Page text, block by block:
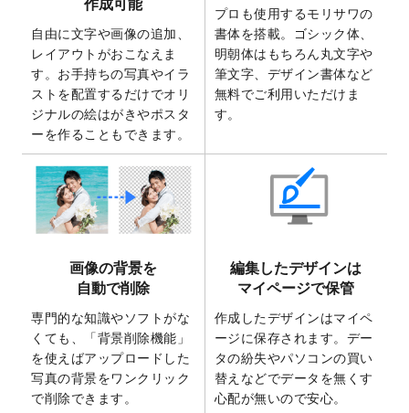
トを追加いたしました。
2025/6/30
暑中見舞いのデザインテンプレートを追加
しました。
2025/6/27
キャンバスプリントのデザインテンプレー
トを追加いたしました。
2025/6/24
2026年版1月始まりのカレンダーデザイン
テンプレートを公開いたしました。
2025/6/9
「背景削除機能
」を実装しました。
2025/4/3
DMのデザインテンプレートを追加しまし
た。
を追加しました。
マスキングテープのデザインテンプレート
を追加しました。
2025/1/15
配置できるデータ形式が増えました。
（pdf、psd、eps、tifに対応）
2024/12/24
2025年版4月始まりのカレンダーデザイン
作成可能
自由に文字や画像の追加、
レイアウトがおこなえま
す。お手持ちの写真やイラ
ストを配置するだけでオリ
ジナルの絵はがきやポスタ
ーを作ることもできます。
プロも使用するモリサワの
書体を搭載。ゴシック体、
明朝体はもちろん丸文字や
筆文字、デザイン書体など
無料でご利用いただけま
す。
画像の背景を
自動で削除
専門的な知識やソフトがな
くても、「背景削除機能」
を使えばアップロードした
写真の背景をワンクリック
で削除できます。
編集したデザインは
マイページで保管
作成したデザインはマイペ
ージに保存されます。デー
タの紛失やパソコンの買い
替えなどでデータを無くす
心配が無いので安心。